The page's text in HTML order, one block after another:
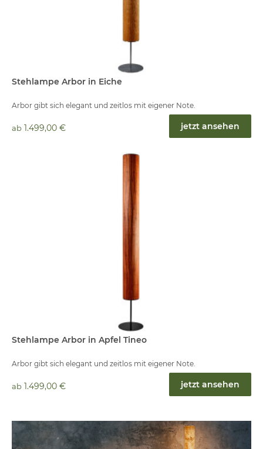
Stehlampe Arbor in Eiche
Arbor gibt sich elegant und zeitlos mit eigener Note.
ab 1.499,00 € jetzt ansehen
Stehlampe Arbor in Apfel Tineo
Arbor gibt sich elegant und zeitlos mit eigener Note.
ab 1.499,00 € jetzt ansehen